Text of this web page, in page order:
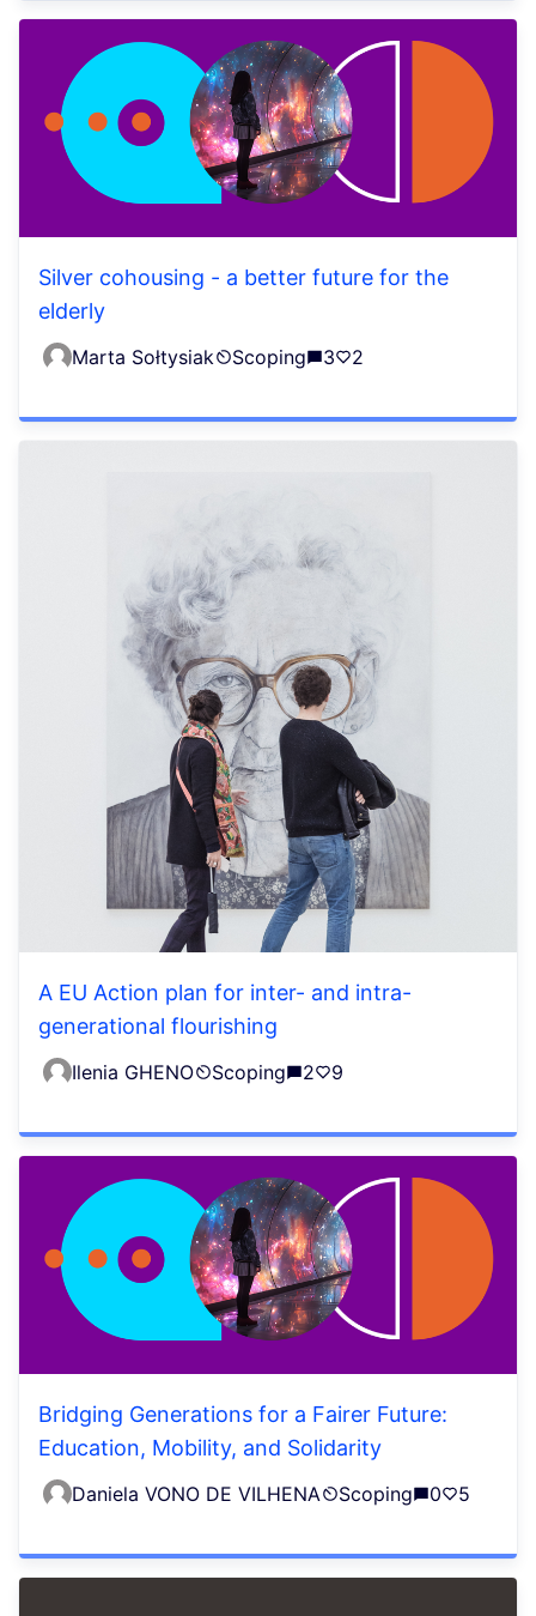
Silver cohousing - a better future for the
elderly
Marta Sołtysiak Scoping 3 2
A EU Action plan for inter- and intra-
generational flourishing
Ilenia GHENO Scoping 2 9
Bridging Generations for a Fairer Future:
Education, Mobility, and Solidarity
Daniela VONO DE VILHENA Scoping 0 5